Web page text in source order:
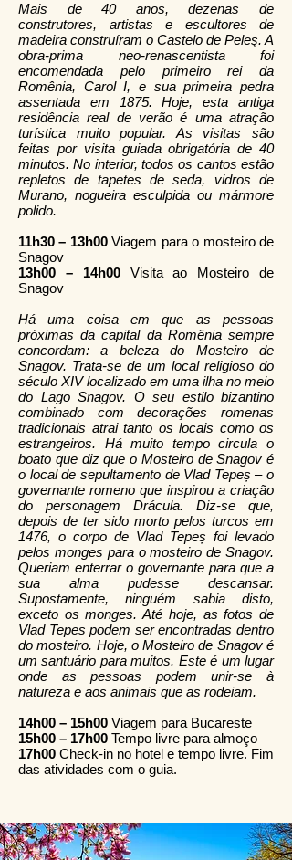
Mais de 40 anos, dezenas de
construtores, artistas e escultores de
madeira construíram o Castelo de Peleş. A
obra-prima neo-renascentista foi
encomendada pelo primeiro rei da
Romênia, Carol I, e sua primeira pedra
assentada em 1875. Hoje, esta antiga
residência real de verão é uma atração
turística muito popular. As visitas são
feitas por visita guiada obrigatória de 40
minutos. No interior, todos os cantos estão
repletos de tapetes de seda, vidros de
Murano, nogueira esculpida ou mármore
polido.
11h30 – 13h00Viagem para o mosteiro de
Snagov
13h00 – 14h00 Visita ao Mosteiro de
Snagov
Há uma coisa em que as pessoas
próximas da capital da Romênia sempre
concordam: a beleza do Mosteiro de
Snagov. Trata-se de um local religioso do
século XIV localizado em uma ilha no meio
do Lago Snagov. O seu estilo bizantino
combinado com decorações romenas
tradicionais atrai tanto os locais como os
estrangeiros. Há muito tempo circula o
boato que diz que o Mosteiro de Snagov é
o local de sepultamento de Vlad Tepeș – o
governante romeno que inspirou a criação
do personagem Drácula. Diz-se que,
depois de ter sido morto pelos turcos em
1476, o corpo de Vlad Tepeș foi levado
pelos monges para o mosteiro de Snagov.
Queriam enterrar o governante para que a
sua alma pudesse descansar.
Supostamente, ninguém sabia disto,
exceto os monges. Até hoje, as fotos de
Vlad Tepes podem ser encontradas dentro
do mosteiro. Hoje, o Mosteiro de Snagov é
um santuário para muitos. Este é um lugar
onde as pessoas podem unir-se à
natureza e aos animais que as rodeiam.
14h00 – 15h00 Viagem para Bucareste
15h00 – 17h00 Tempo livre para almoço
17h00 Check-in no hotel e tempo livre. Fim
das atividades com o guia.